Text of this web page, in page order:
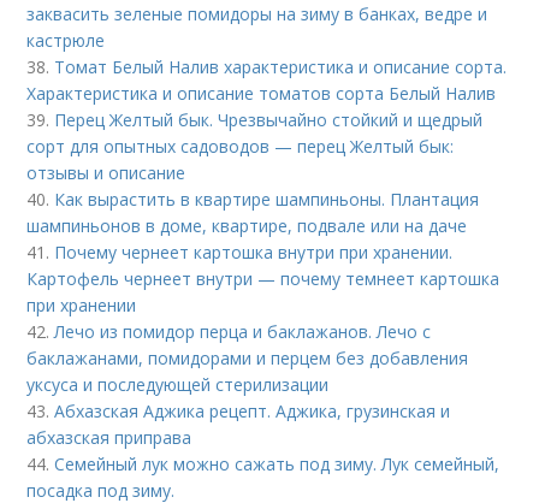
заквасить зеленые помидоры на зиму в банках, ведре и
кастрюле
38. Томат Белый Налив характеристика и описание сорта.
Характеристика и описание томатов сорта Белый Налив
39. Перец Желтый бык. Чрезвычайно стойкий и щедрый
сорт для опытных садоводов — перец Желтый бык:
отзывы и описание
40. Как вырастить в квартире шампиньоны. Плантация
шампиньонов в доме, квартире, подвале или на даче
41. Почему чернеет картошка внутри при хранении.
Картофель чернеет внутри — почему темнеет картошка
при хранении
42. Лечо из помидор перца и баклажанов. Лечо с
баклажанами, помидорами и перцем без добавления
уксуса и последующей стерилизации
43.Абхазская Аджика рецепт. Аджика, грузинская и
абхазская приправа
44.Семейный лук можно сажать под зиму. Лук семейный,
посадка под зиму.